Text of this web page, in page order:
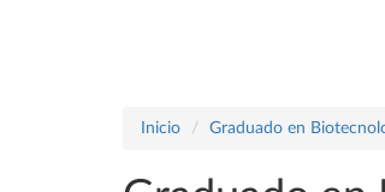
Inicio Graduado en